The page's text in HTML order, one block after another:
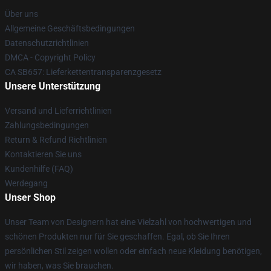
Über uns
Allgemeine Geschäftsbedingungen
Datenschutzrichtlinien
DMCA - Copyright Policy
CA SB657: Lieferkettentransparenzgesetz
Unsere Unterstützung
Versand und Lieferrichtlinien
Zahlungsbedingungen
Return & Refund Richtlinien
Kontaktieren Sie uns
Kundenhilfe (FAQ)
Werdegang
Unser Shop
Unser Team von Designern hat eine Vielzahl von hochwertigen und
schönen Produkten nur für Sie geschaffen. Egal, ob Sie Ihren
persönlichen Stil zeigen wollen oder einfach neue Kleidung benötigen,
wir haben, was Sie brauchen.